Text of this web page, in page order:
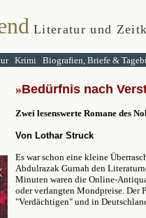
Literatur und
Krimi Biografien, Briefe &
»Bedürfnis nach
Zwei lesenswerte Romane des
Von Lothar Struck
Es war schon eine kleine
Abdulrazak Gurnah den
Minuten waren die Online-
oder verlangten Mondpreise. Der
"Verdächtigen" und in